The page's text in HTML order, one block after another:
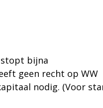
stopt bijna
geen recht op WW
nodig. (Voor